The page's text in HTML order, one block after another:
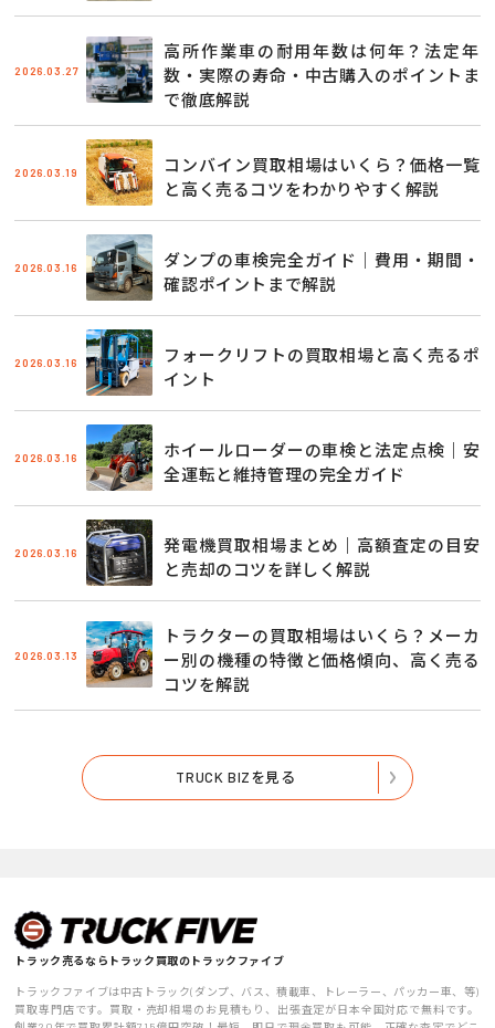
2026.03.27
高所作業車の耐用年数は何年？法定年
数・実際の寿命・中古購入のポイントま
で徹底解説
2026.03.19
コンバイン買取相場はいくら？価格一覧
と高く売るコツをわかりやすく解説
2026.03.16
ダンプの車検完全ガイド｜費用・期間・
確認ポイントまで解説
2026.03.16
フォークリフトの買取相場と高く売るポ
イント
2026.03.16
ホイールローダーの車検と法定点検｜安
全運転と維持管理の完全ガイド
2026.03.16
発電機買取相場まとめ｜高額査定の目安
と売却のコツを詳しく解説
2026.03.13
トラクターの買取相場はいくら？メーカ
ー別の機種の特徴と価格傾向、高く売る
コツを解説
TRUCK BIZを見る
トラック売るならトラック買取のトラックファイブ
トラックファイブは中古トラック(ダンプ、バス、積載車、トレーラー、パッカー車、等)
買取専門店です。買取・売却相場のお見積もり、出張査定が日本全国対応で無料です。